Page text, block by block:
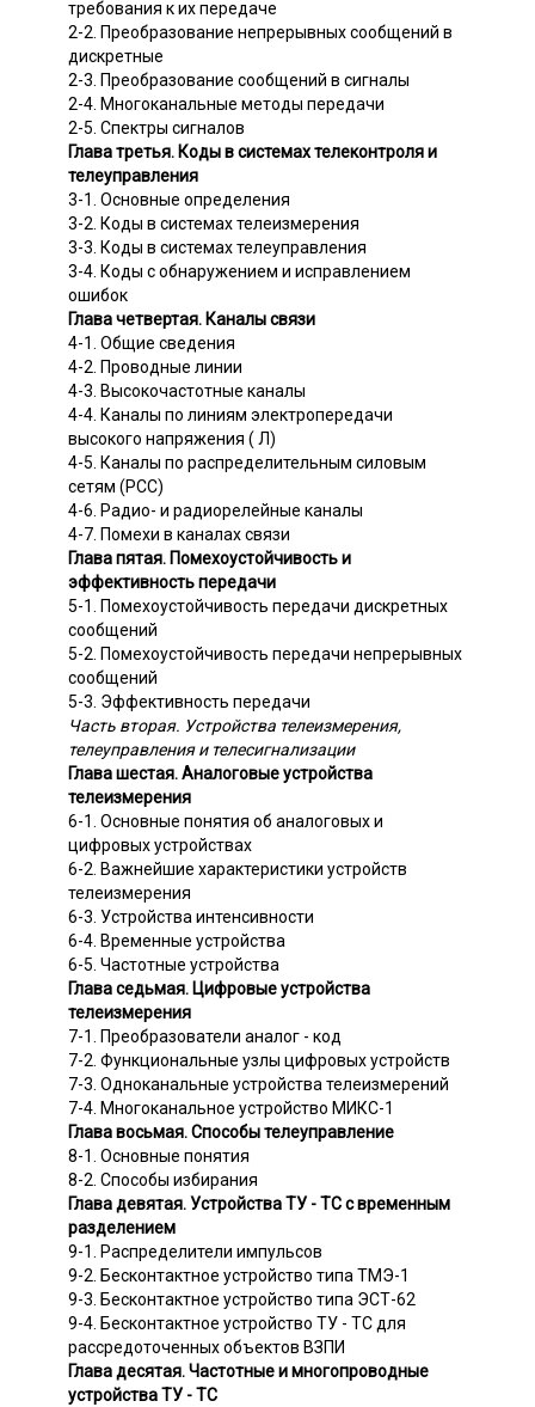
требования к их передаче
2-2. Преобразование непрерывных сообщений в
дискретные
2-3. Преобразование сообщений в сигналы
2-4. Многоканальные методы передачи
2-5. Спектры сигналов
Глава третья. Коды в системах телеконтроля и
телеуправления
3-1. Основные определения
3-2. Коды в системах телеизмерения
3-3. Коды в системах телеуправления
3-4. Коды с обнаружением и исправлением
ошибок
Глава четвертая. Каналы связи
4-1. Общие сведения
4-2. Проводные линии
4-3. Высокочастотные каналы
4-4. Каналы по линиям электропередачи
высокого напряжения ( Л)
4-5. Каналы по распределительным силовым
сетям (РСС)
4-6. Радио- и радиорелейные каналы
4-7. Помехи в каналах связи
Глава пятая. Помехоустойчивость и
эффективность передачи
5-1. Помехоустойчивость передачи дискретных
сообщений
5-2. Помехоустойчивость передачи непрерывных
сообщений
5-3. Эффективность передачи
Часть вторая. Устройства телеизмерения,
телеуправления и телесигнализации
Глава шестая. Аналоговые устройства
телеизмерения
6-1. Основные понятия об аналоговых и
цифровых устройствах
6-2. Важнейшие характеристики устройств
телеизмерения
6-3. Устройства интенсивности
6-4. Временные устройства
6-5. Частотные устройства
Глава седьмая. Цифровые устройства
телеизмерения
7-1. Преобразователи аналог - код
7-2. Функциональные узлы цифровых устройств
7-3. Одноканальные устройства телеизмерений
7-4. Многоканальное устройство МИКС-1
Глава восьмая. Способы телеуправление
8-1. Основные понятия
8-2. Способы избирания
Глава девятая. Устройства ТУ - ТС с временным
разделением
9-1. Распределители импульсов
9-2. Бесконтактное устройство типа ТМЭ-1
9-3. Бесконтактное устройство типа ЭСТ-62
9-4. Бесконтактное устройство ТУ - ТС для
рассредоточенных объектов ВЗПИ
Глава десятая. Частотные и многопроводные
устройства ТУ - ТС